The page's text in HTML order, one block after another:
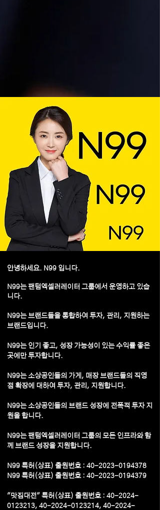
안녕하세요. N99 입니다.
N99는 팬텀엑셀러레이터 그룹에서 운영하고 있습
니다.
N99는 브랜드들을 통합하여 투자, 관리, 지원하는
브랜드입니다.
N99는 인기 좋고, 성장 가능성이 있는 수익률 좋은
곳에만투자합니다.
N99는 소상공인들의 가게, 매장 브랜드들의 직영
점 확장에 대​하여 투자, 관리, 지원합니다.
N99는 소상공인들의 브랜드 성장에 전폭적 투자 지
원을 합니다.
N99는 팬텀엑셀러레이터 그룹의 모든 인프라와 함
께 브랜드 성장을 지원합니다.
N99 특허(상표) 출원번호 : 40-2023-0194378
N99 특허(상표) 출원번호 : 40-2023-0194379
​"맛집대전" 특허(상표) 출원번호 : 40-2024-
0123213, 40-2024-0123214, 40-2024-